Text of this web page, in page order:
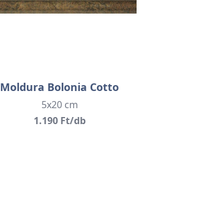
Moldura Bolonia Cotto
5x20 cm
1.190 Ft/db